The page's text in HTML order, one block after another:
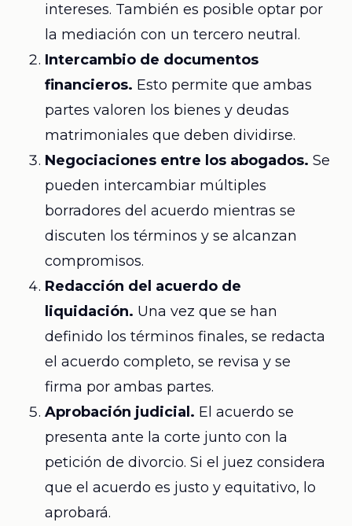
intereses. También es posible optar por
la mediación con un tercero neutral.
Intercambio de documentos
financieros. Esto permite que ambas
partes valoren los bienes y deudas
matrimoniales que deben dividirse.
Negociaciones entre los abogados. Se
pueden intercambiar múltiples
borradores del acuerdo mientras se
discuten los términos y se alcanzan
compromisos.
Redacción del acuerdo de
liquidación. Una vez que se han
definido los términos finales, se redacta
el acuerdo completo, se revisa y se
firma por ambas partes.
Aprobación judicial. El acuerdo se
presenta ante la corte junto con la
petición de divorcio. Si el juez considera
que el acuerdo es justo y equitativo, lo
aprobará.